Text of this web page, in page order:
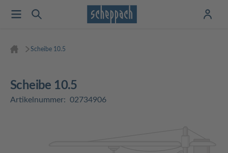
Scheibe 10.5
Scheibe 10.5
Artikelnummer: 02734906